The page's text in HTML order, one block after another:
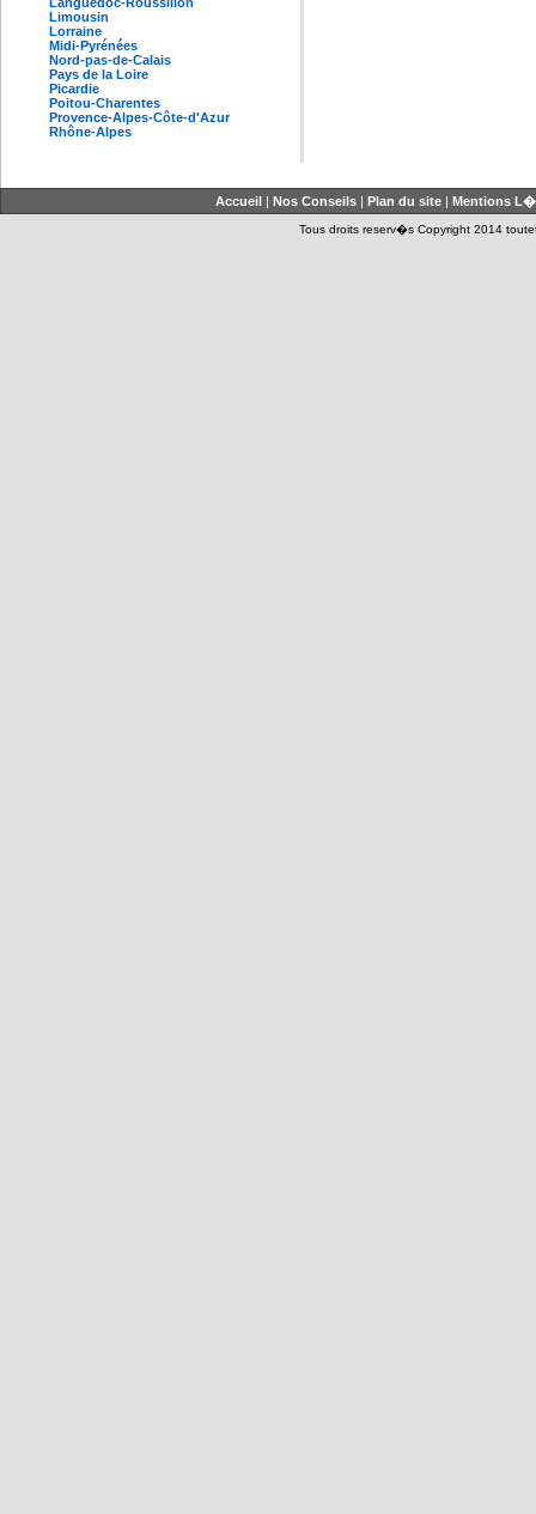
Limousin
Lorraine
Midi-Pyrénées
Nord-pas-de-Calais
Pays de la Loire
Picardie
Poitou-Charentes
Provence-Alpes-Côte-d'Azur
Rhône-Alpes
Accueil| Nos Conseils| Plan du site| Mentions
Tous droits reserv�s Copyright 2014